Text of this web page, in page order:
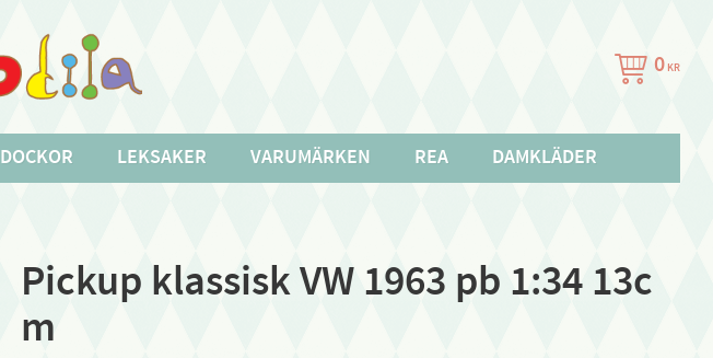
0 KR
DOCKOR LEKSAKER VARUMÄRKEN REA DAMKLÄDER
Pickup klassisk VW 1963 pb 1:34 13c
m